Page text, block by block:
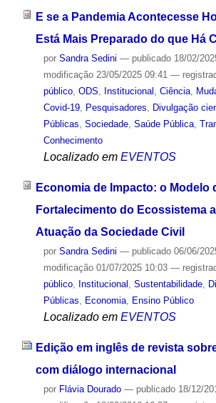
E se a Pandemia Acontecesse
Está Mais Preparado do que Há
por Sandra Sedini — publicado18/02/
modificação23/05/2025 09:41 —
público, ODS, Institucional , Ciência,
Covid-19, Pesquisadores, Divulgação
Públicas, Sociedade, Saúde Pública,
Conhecimento
Localizado em EVENTOS
Economia de Impacto: o Modelo
Fortalecimento do Ecossistema
Atuação da Sociedade Civil
por Sandra Sedini — publicado06/06/
modificação01/07/2025 10:03 —
público, Institucional Sustentabilidade,
Públicas
Economia, Ensino Público
Localizado em EVENTOS
Edição em inglês de revista
com diálogo internacional
por Flávia Dourado — publicado18/12/